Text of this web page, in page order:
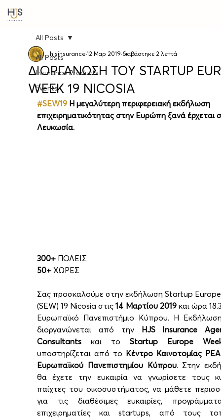
All Posts
Insurance Products
Events
All Posts
ΔΙΟΡΓΑΝΩΣΗ ΤΟΥ STARTUP
WEEK 19 NICOSIA
hjsinsurance12 Μαρ 2019 διαβάστηκε 2 λεπτά
#SEW19 H μεγαλύτερη περιφερειακή εκδήλωση
επιχειρηματικότητας στην Ευρώπη ξανά έρχεται
Λευκωσία.
300+ ΠΟΛΕΙΣ
50+ ΧΩΡΕΣ
Σας προσκαλούμε στην εκδήλωση Startup
(SEW) 19 Nicosia στις 14 Μαρτίου 2019 και ώρα
Ευρωπαϊκό Πανεπιστήμιο Κύπρου. Η
διοργανώνεται από την HJS Insurance
Consultants και το Startup Europe
υποστηρίζεται από το Κέντρο Καινοτομίας
Ευρωπαϊκού Πανεπιστημίου Κύπρου. Στην
θα έχετε την ευκαιρία να γνωρίσετε τους
παίχτες του οικοσυστήματος, να μάθετε
για τις διαθέσιμες ευκαιρίες,
επιχειρηματίες και startups, από τους